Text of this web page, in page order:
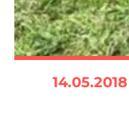
14.05.2018